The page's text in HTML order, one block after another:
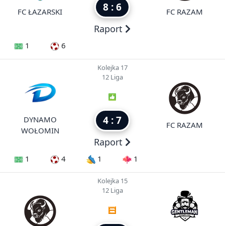
FC ŁAZARSKI 8 : 6
Raport
FC RAZAM
1 6
DYNAMO
WOŁOMIN
Kolejka 17
12 Liga
4 : 7
Raport
FC RAZAM
1 4 1 1
Kolejka 15
12 Liga